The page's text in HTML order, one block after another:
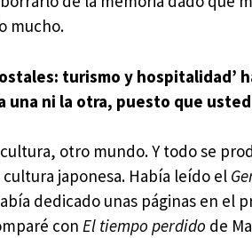
mucho.
turismo y hospitalidad’
una ni la otra, puesto que
otro mundo. Y todo se
japonesa. Había leído el
dedicado unas páginas en el
con El tiempo perdido de